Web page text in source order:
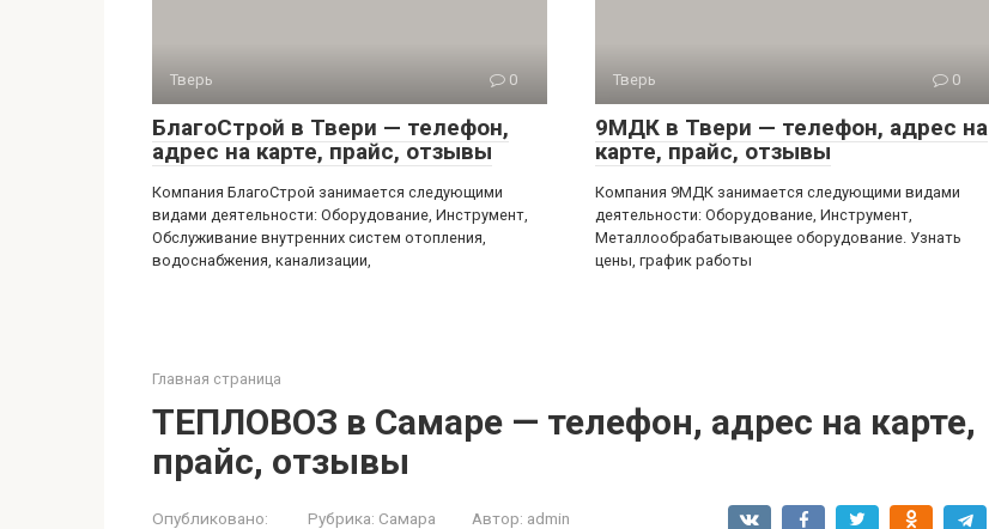
Тверь 0
БлагоСтрой в Твери — телефон,
адрес на карте, прайс, отзывы
Компания БлагоСтрой занимается следующими
видами деятельности: Оборудование, Инструмент,
Обслуживание внутренних систем отопления,
водоснабжения, канализации,
Тверь 0
9МДК в Твери — телефон, адрес на
карте, прайс, отзывы
Компания 9МДК занимается следующими видами
деятельности: Оборудование, Инструмент,
Металлообрабатывающее оборудование. Узнать
цены, график работы
Главная страница
ТЕПЛОВОЗ в Самаре — телефон, адрес на карте,
прайс, отзывы
Опубликовано: Рубрика: Самара Автор: admin